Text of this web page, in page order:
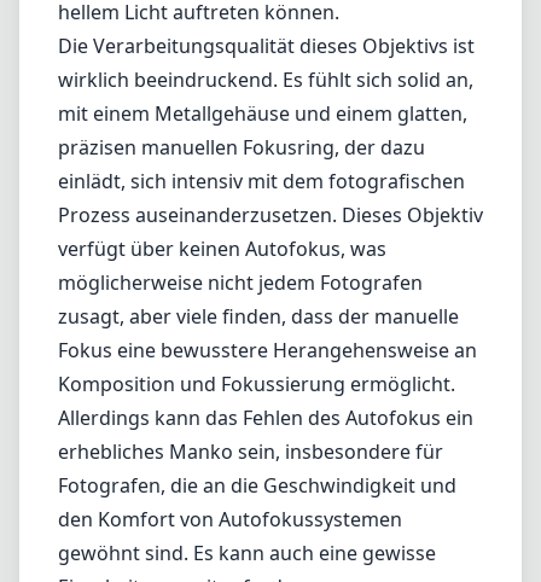
zusagt, aber viele finden, dass der manuelle
Fokus eine bewusstere Herangehensweise an
Komposition und Fokussierung ermöglicht.
Allerdings kann das Fehlen des Autofokus ein
erhebliches Manko sein, insbesondere für
Fotografen, die an die Geschwindigkeit und
den Komfort von Autofokussystemen
gewöhnt sind. Es kann auch eine gewisse
Einarbeitungszeit erfordern, wenn man von
automatischen Objektiven wechselt,
insbesondere bei actionreichen
Aufnahmesituationen. Einige Nutzer könnten
Schwierigkeiten haben, den Fokus perfekt
einzustellen, vor allem bei schwachem Licht,
wo die Schärfentiefe gering ist.
Vorteile und Nachteile
Vorteile